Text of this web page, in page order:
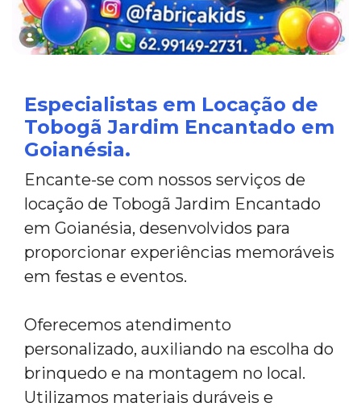
Especialistas em Locação de
Tobogã Jardim Encantado em
Goianésia.
Encante-se com nossos serviços de
locação de Tobogã Jardim Encantado
em Goianésia, desenvolvidos para
proporcionar experiências memoráveis
em festas e eventos.
Oferecemos atendimento
personalizado, auxiliando na escolha do
brinquedo e na montagem no local.
Utilizamos materiais duráveis e